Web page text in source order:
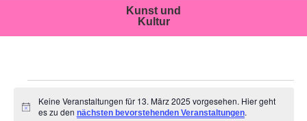
Kunst und
Kultur
Hinweis
Keine Veranstaltungen für 13. März 2025 vorgesehen. Hier geht
es zu den nächsten bevorstehenden Veranstaltungen.